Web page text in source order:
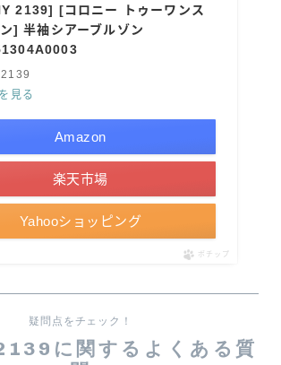
2139] [コロニー トゥーワンス
] 半袖シアーブルゾン
見る
Amazon
楽天市場
Yahooショッピング
ポチップ
疑問点をチェック！
に関するよくある質